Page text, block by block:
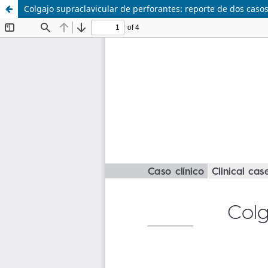
Colgajo supraclavicular de perforantes: reporte de dos casos